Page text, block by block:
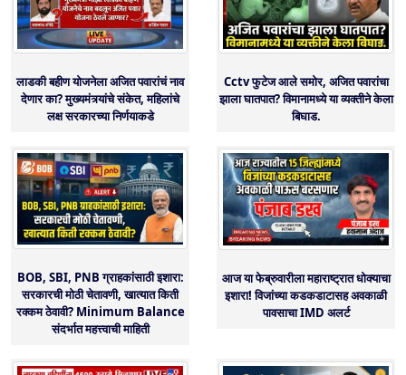
लाडकी बहीण योजनेला अजित पवारांचं नाव
देणार का? मुख्यमंत्र्यांचे संकेत, महिलांचे
लक्ष सरकारच्या निर्णयाकडे
Cctv फुटेज आले समोर, अजित पवारांचा
झाला घातपात? विमानामध्ये या व्यक्तीने केला
बिघाड.
BOB, SBI, PNB ग्राहकांसाठी इशारा:
सरकारची मोठी चेतावणी, खात्यात किती
रक्कम ठेवावी? Minimum Balance
संदर्भात महत्त्वाची माहिती
आज या फेब्रुवारीला महाराष्ट्रात धोक्याचा
इशारा! विजांच्या कडकडाटासह अवकाळी
पावसाचा IMD अलर्ट